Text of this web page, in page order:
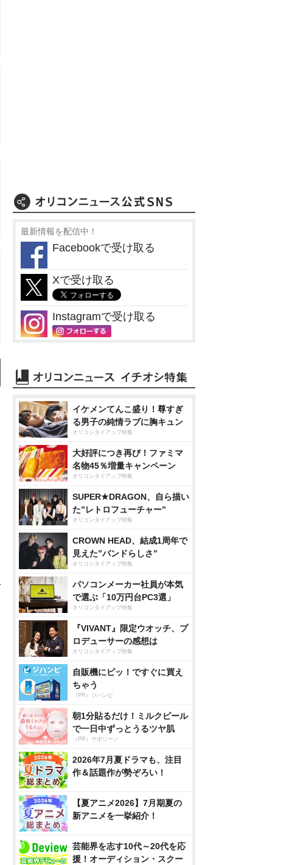
最新情報を配信中！
Facebookで受け取る
Xで受け取る
Instagramで受け取る
イケメンてんこ盛り！尊すぎ
る男子の純情ラブに胸キュン
オリコンタイアップ特集
大好評につき再び！ファミマ
名物45％増量キャンペーン
オリコンタイアップ特集
SUPER★DRAGON、自ら描い
た”レトロフューチャー”
オリコンタイアップ特集
CROWN HEAD、結成1周年で
見えた”バンドらしさ”
オリコンタイアップ特集
パソコンメーカー社員が本気
で選ぶ「10万円台PC3選」
オリコンタイアップ特集
『VIVANT』限定ウオッチ、プ
ロデューサーの感想は
オリコンタイアップ特集
自販機にピッ！ですぐに買え
ちゃう
（PR）ジハンピ
朝1分貼るだけ！ミルクピール
で一日中ずっとうるツヤ肌
（PR）サボリーノ
2026年7月夏ドラマも、注目
作＆話題作が勢ぞろい！
【夏アニメ2026】7月期夏の
新アニメを一挙紹介！
芸能界を志す10代～20代を応
援！オーディション・スクー